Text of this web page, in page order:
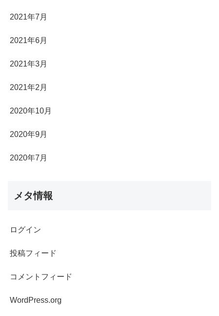
2021年7月
2021年6月
2021年3月
2021年2月
2020年10月
2020年9月
2020年7月
メタ情報
ログイン
投稿フィード
コメントフィード
WordPress.org